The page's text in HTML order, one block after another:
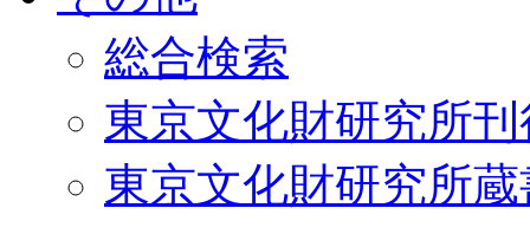
総合検索
東京文化財研究所
東京文化財研究所